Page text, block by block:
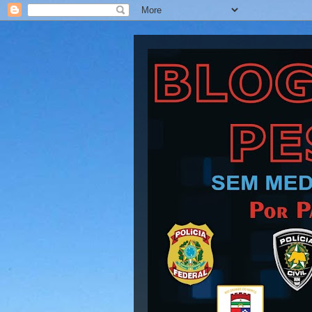
Blog Barra